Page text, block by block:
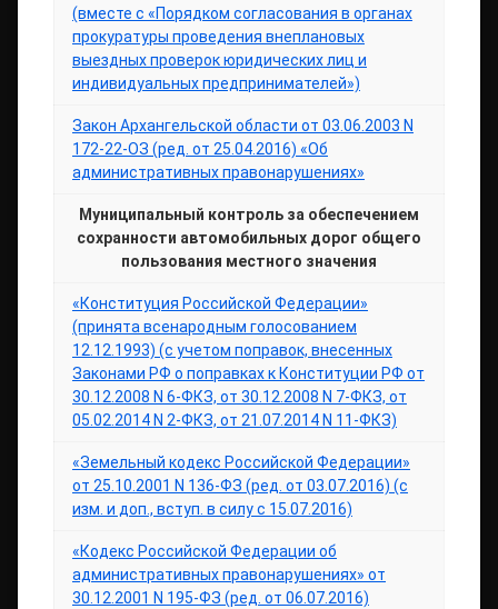
(вместе с «Порядком согласования в органах
прокуратуры проведения внеплановых
выездных проверок юридических лиц и
индивидуальных предпринимателей»)
Закон Архангельской области от 03.06.2003 N
172-22-ОЗ (ред. от 25.04.2016) «Об
административных правонарушениях»
Муниципальный контроль за обеспечением
сохранности автомобильных дорог общего
пользования местного значения
«Конституция Российской Федерации»
(принята всенародным голосованием
12.12.1993) (с учетом поправок, внесенных
Законами РФ о поправках к Конституции РФ от
30.12.2008 N 6-ФКЗ, от 30.12.2008 N 7-ФКЗ, от
05.02.2014 N 2-ФКЗ, от 21.07.2014 N 11-ФКЗ)
«Земельный кодекс Российской Федерации»
от 25.10.2001 N 136-ФЗ (ред. от 03.07.2016) (с
изм. и доп., вступ. в силу с 15.07.2016)
«Кодекс Российской Федерации об
административных правонарушениях» от
30.12.2001 N 195-ФЗ (ред. от 06.07.2016)